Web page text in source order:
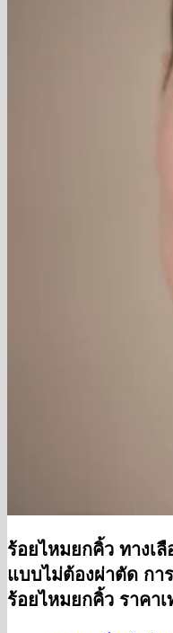
ร้อยไหมยกคิ้ว ทางเ
แบบไม่ต้องผ่าตัด กา
ร้อยไหมยกคิ้ว ราคาเ